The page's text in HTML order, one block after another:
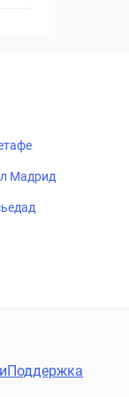
Мадрид
Поддержка